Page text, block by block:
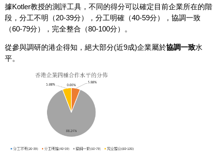
據Kotler教授的測評工具，不同的得分可以確定目前企業所在的階
段，分工不明（20-39分），分工明確（40-59分），協調一致
（60-79分），完全整合（80-100分）。
從參與調研的港企得知，絕大部分(近9成)企業屬於協調一致水
平。